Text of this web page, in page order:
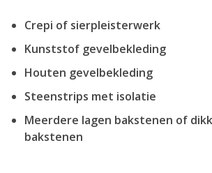
Crepi of sierpleisterwerk
Kunststof gevelbekleding
Houten gevelbekleding
Steenstrips met isolatie
Meerdere lagen bakstenen of
bakstenen